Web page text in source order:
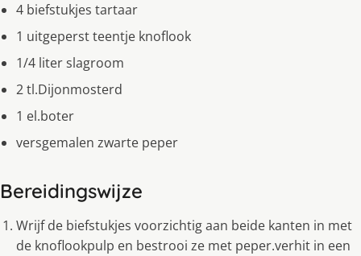
4 biefstukjes tartaar
1 uitgeperst teentje knoflook
1/4 liter slagroom
2 tl.Dijonmosterd
1 el.boter
versgemalen zwarte peper
Bereidingswijze
Wrijf de biefstukjes voorzichtig aan beide kanten in met
de knoflookpulp en bestrooi ze met peper.verhit in een